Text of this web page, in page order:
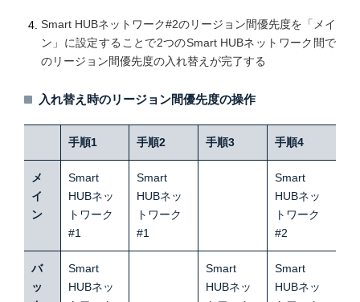
Smart HUBネットワーク#2のリージョン間優先度を「メイ
ン」に設定することで2つのSmart HUBネットワーク間で
のリージョン間優先度の入れ替えが完了する
入れ替え時のリージョン間優先度の操作
手順1 手順2 手順3 手順4
メ
イ
ン
Smart
HUBネッ
トワーク
#1
Smart
HUBネッ
トワーク
#1
Smart
HUBネッ
トワーク
#2
バ
ッ
Smart
HUBネッ
Smart
HUBネッ
Smart
HUBネッ